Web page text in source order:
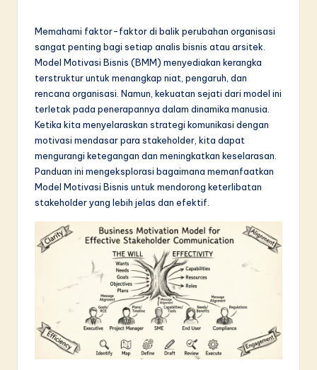
si
L
&
Memahami faktor-faktor di balik perubahan organisasi
sangat penting bagi setiap analis bisnis atau arsitek.
Model Motivasi Bisnis (BMM) menyediakan kerangka
terstruktur untuk menangkap niat, pengaruh, dan
rencana organisasi. Namun, kekuatan sejati dari model ini
terletak pada penerapannya dalam dinamika manusia.
Ketika kita menyelaraskan strategi komunikasi dengan
motivasi mendasar para stakeholder, kita dapat
mengurangi ketegangan dan meningkatkan keselarasan.
Panduan ini mengeksplorasi bagaimana memanfaatkan
Model Motivasi Bisnis untuk mendorong keterlibatan
stakeholder yang lebih jelas dan efektif.